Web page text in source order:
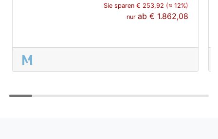
Sie sparen € 253,92 (≈ 12%)
nurab€ 1.862,08